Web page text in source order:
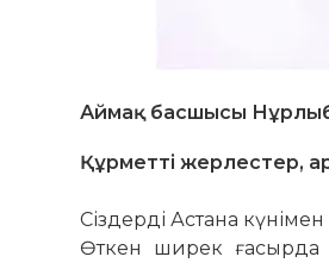
Аймақ басшысы
Құрметті жерлестер,
Сіздерді Астана күнімен
Өткен ширек ғасырда